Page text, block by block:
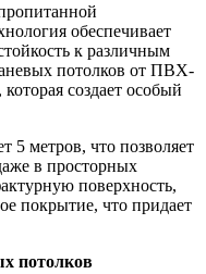
обеспечивает
к различным
потолков от ПВХ-
создает особый
5 метров, что позволяет
в просторных
поверхность,
покрытие, что придает
потолков